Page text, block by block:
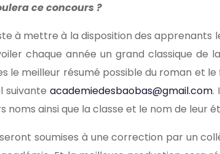
ce concours ?
à mettre à la disposition des apprenants
chaque année un grand classique de
le meilleur résumé possible du roman et le
suivanteacademiedesbaobas@gmail.com.
ainsi que la classe et le nom de leur
soumises à une correction par un